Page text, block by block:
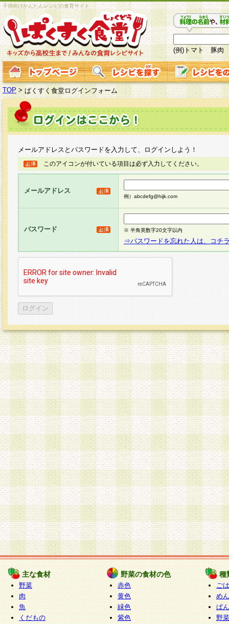
子供向けかんたんレシピの食育サイト
(例)トマト 豚肉
TOP > ぱくすく食堂ログインフォーム
メールアドレスとパスワードを入力して、ログインしよう！
このアイコンが付いている項目は必ず入力してください。
メールアドレス
例）abcdefg@hijk.com
パスワード ※ 半角英数字20文字以内
⇒パスワードを忘れた人は、コチ
主な食材
野菜
肉
魚
くだもの
野菜の食材の色
赤色
黄色
緑色
紫色
種
ご
めん
ぱん
野